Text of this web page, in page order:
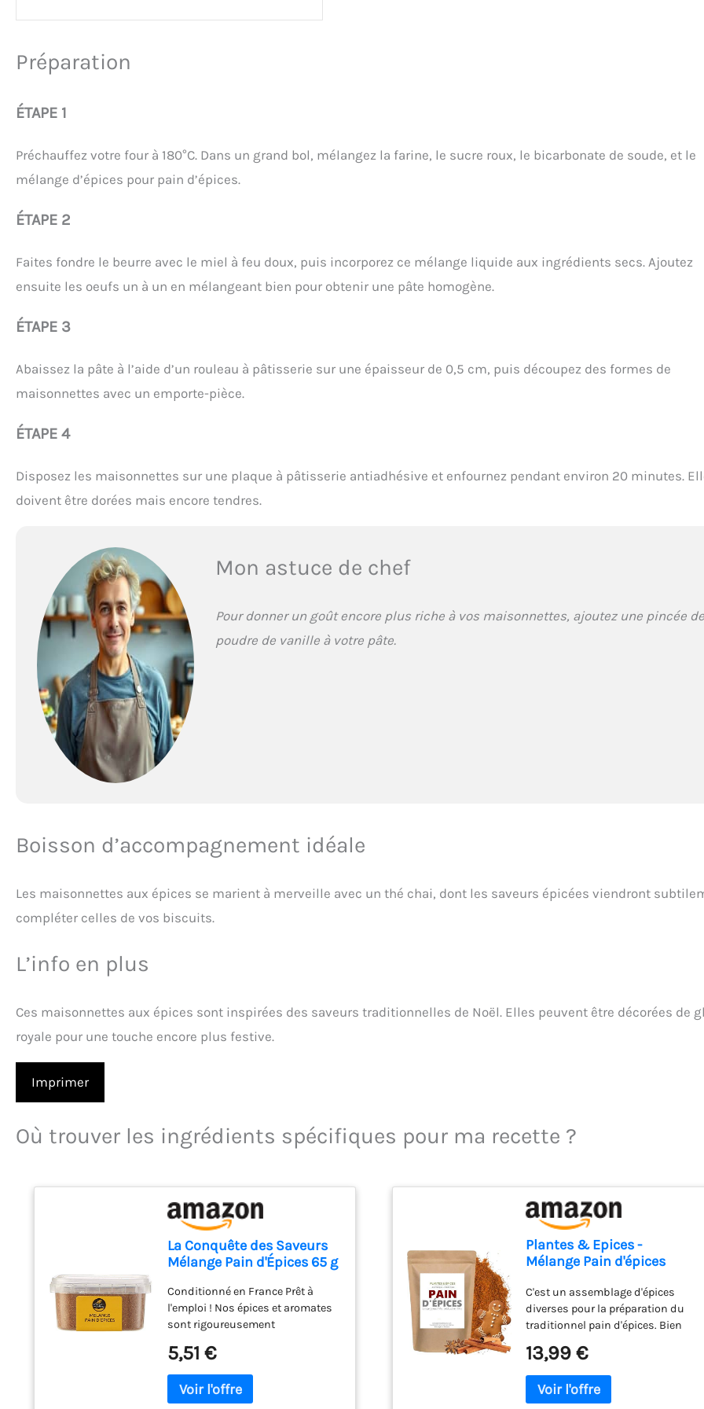
Préparation
ÉTAPE 1
Préchauffez votre four à 180°C. Dans un grand bol, mélangez la farine, le sucre roux, le bicarbonate de soude, et le
mélange d’épices pour pain d’épices.
ÉTAPE 2
Faites fondre le beurre avec le miel à feu doux, puis incorporez ce mélange liquide aux ingrédients secs. Ajoutez
ensuite les oeufs un à un en mélangeant bien pour obtenir une pâte homogène.
ÉTAPE 3
Abaissez la pâte à l’aide d’un rouleau à pâtisserie sur une épaisseur de 0,5 cm, puis découpez des formes de
maisonnettes avec un emporte-pièce.
ÉTAPE 4
Disposez les maisonnettes sur une plaque à pâtisserie antiadhésive et enfournez pendant environ 20 minutes.
doivent être dorées mais encore tendres.
Mon astuce de chef
Pour donner un goût encore plus riche à vos maisonnettes, ajoutez une pincée de
poudre de vanille à votre pâte.
Boisson d’accompagnement idéale
Les maisonnettes aux épices se marient à merveille avec un thé chai, dont les saveurs épicées viendront
compléter celles de vos biscuits.
L’info en plus
Ces maisonnettes aux épices sont inspirées des saveurs traditionnelles de Noël. Elles peuvent être décorées de
royale pour une touche encore plus festive.
Imprimer
Où trouver les ingrédients spécifiques pour ma recette ?
La Conquête des Saveurs
Mélange Pain d'Épices 65 g
Conditionné en France Prêt à
l'emploi ! Nos épices et aromates
sont rigoureusement
de leurs saveurs ! fabriqué en
France
5,51 €
Plantes & Epices -
Mélange Pain d'épices
Hermétique Refermable
(250g)
C'est un assemblage d'épices
diverses pour la préparation du
traditionnel pain d'épices. Bien
est la réalisation de la recette du
même nom : le pain d'épices !
Cependant, il peut se rapprocher
13,99 €